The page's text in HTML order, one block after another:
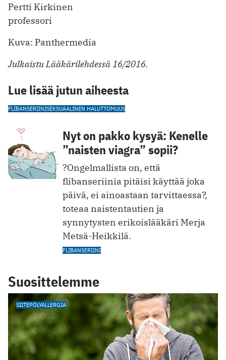
Pertti Kirkinen
professori
Kuva: Panthermedia
Julkaistu Lääkärilehdessä 16/2016.
Lue lisää jutun aiheesta
FLIBANSERIINISEKSUAALINEN HALUTTOMUUS
Nyt on pakko kysyä: Kenelle
”naisten viagra” sopii?
?Ongelmallista on, että
flibanseriinia pitäisi käyttää joka
päivä, ei ainoastaan tarvittaessa?,
toteaa naistentautien ja
synnytysten erikoislääkäri Merja
Metsä-Heikkilä.
FLIBANSERIINI
Suosittelemme
SIITEPÖLYALLERGIA